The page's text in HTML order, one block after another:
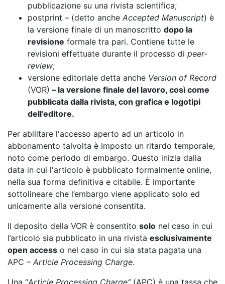
pubblicazione su una rivista scientifica;
postprint – (detto anche Accepted Manuscript) è
la versione finale di un manoscritto dopo la
revisione formale tra pari. Contiene tutte le
revisioni effettuate durante il processo di peer-
review;
versione editoriale detta anche Version of Record
(VOR) – la versione finale del lavoro, così come
pubblicata dalla rivista, con grafica e logotipi
dell’editore.
Per abilitare l'accesso aperto ad un articolo in
abbonamento talvolta è imposto un ritardo temporale,
noto come periodo di embargo. Questo inizia dalla
data in cui l'articolo è pubblicato formalmente online,
nella sua forma definitiva e citabile. È importante
sottolineare che l’embargo viene applicato solo ed
unicamente alla versione consentita.
Il deposito della VOR è consentito solo nel caso in cui
l’articolo sia pubblicato in una rivista esclusivamente
open access o nel caso in cui sia stata pagata una
APC – Article Processing Charge.